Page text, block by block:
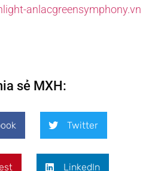
anlacgreensymphony.vn
sẻ MXH:
Twitter
LinkedIn